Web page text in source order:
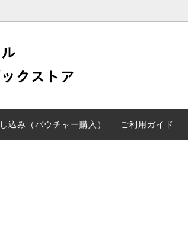
込み（バウチャー購入） ご利用ガイド